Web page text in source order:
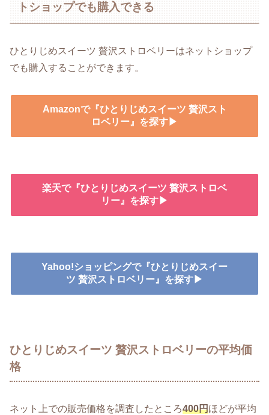
トショップでも購入できる
ひとりじめスイーツ 贅沢ストロベリーはネットショップ
でも購入することができます。
Amazonで『ひとりじめスイーツ 贅沢スト
ロベリー』を探す▶
楽天で『ひとりじめスイーツ 贅沢ストロベ
リー』を探す▶
Yahoo!ショッピングで『ひとりじめスイー
ツ 贅沢ストロベリー』を探す▶
ひとりじめスイーツ 贅沢ストロベリーの平均価
格
ネット上での販売価格を調査したところ400円ほどが平均